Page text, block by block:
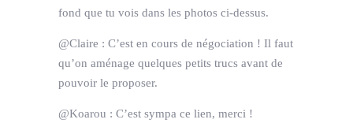
fond que tu vois dans les photos ci-dessus.
@Claire : C’est en cours de négociation ! Il faut
qu’on aménage quelques petits trucs avant de
pouvoir le proposer.
@Koarou : C’est sympa ce lien, merci !